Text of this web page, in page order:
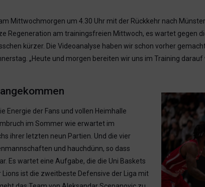
Mittwochmorgen um 4.30 Uhr mit der Rückkehr nach
Regeneration am trainingsfreien Mittwoch, es wartet gegen
kürzer. Die Videoanalyse haben wir schon vorher
„Heute und morgen bereiten wir uns im Training
Energie der Fans und vollen Heimhalle
im Sommer wie erwartet im
ihrer letzten neun Partien. Und die vier
und hauchdünn, so dass
Es wartet eine Aufgabe, die die Uni Baskets
ist die zweitbeste Defensive der Liga mit